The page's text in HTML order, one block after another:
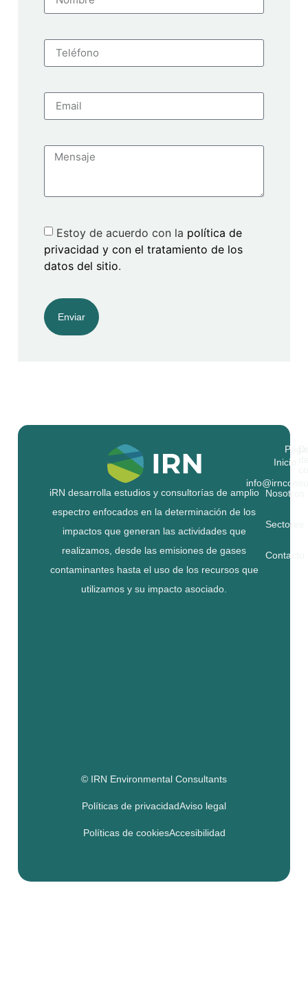
Estoy de acuerdo con la política de
privacidad y con el tratamiento de los
datos del sitio.
Enviar
iRN desarrolla estudios y consultorías de amplio
espectro enfocados en la determinación de los
impactos que generan las actividades que
realizamos, desde las emisiones de gases
contaminantes hasta el uso de los recursos que
utilizamos y su impacto asociado.
Inicio
Nosotros
Sectores
Contacto
© IRN Environmental Consultants
Políticas de privacidadAviso legal
Políticas de cookiesAccesibilidad